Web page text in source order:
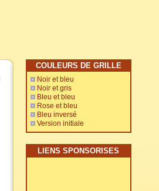
COULEURS DE GRILLE
Noir et bleu
Noir et gris
Bleu et bleu
Rose et bleu
Bleu inversé
Version initiale
LIENS SPONSORISES